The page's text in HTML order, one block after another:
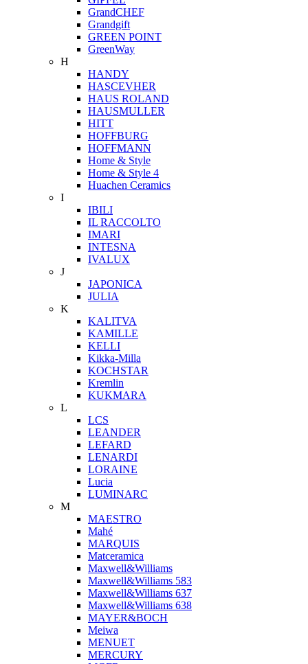
GrandCHEF
Grandgift
GREEN POINT
GreenWay
H
HANDY
HASCEVHER
HAUS ROLAND
HAUSMULLER
HITT
HOFFBURG
HOFFMANN
Home & Style
Home & Style 4
Huachen Ceramics
I
IBILI
IL RACCOLTO
IMARI
INTESNA
IVALUX
J
JAPONICA
JULIA
K
KALITVA
KAMILLE
KELLI
Kikka-Milla
KOCHSTAR
Kremlin
KUKMARA
L
LCS
LEANDER
LEFARD
LENARDI
LORAINE
Lucia
LUMINARC
M
MAESTRO
Mahé
MARQUIS
Matceramica
Maxwell&Williams
Maxwell&Williams 583
Maxwell&Williams 637
Maxwell&Williams 638
MAYER&BOCH
Meiwa
MENUET
MERCURY